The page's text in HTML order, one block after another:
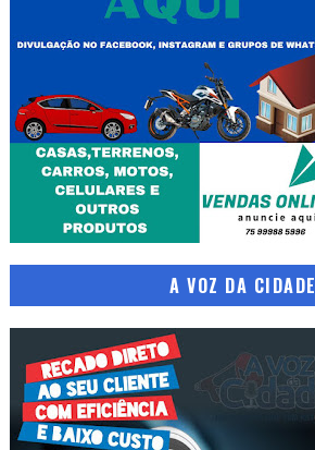
A VOZ DA CIDADE